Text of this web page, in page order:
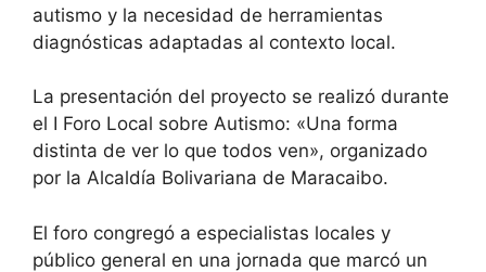
autismo y la necesidad de herramientas
diagnósticas adaptadas al contexto local.
La presentación del proyecto se realizó durante
el I Foro Local sobre Autismo: «Una forma
distinta de ver lo que todos ven», organizado
por la Alcaldía Bolivariana de Maracaibo.
El foro congregó a especialistas locales y
público general en una jornada que marcó un